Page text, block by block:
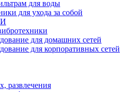
для воды
для ухода за собой
для домашних сетей
для корпоративных сетей
развлечения